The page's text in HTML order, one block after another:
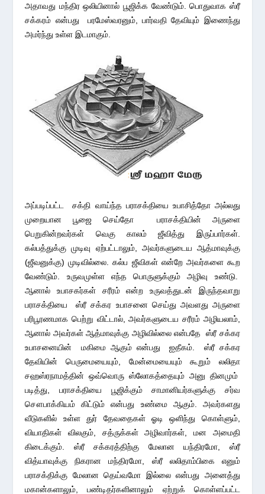
அதாவது மந்திர ஒலியினால் பூஜிக்க வேண்டும். பொதுவாக ஸ்ரீ
சக்கரம் என்பது பரமேஸ்வரனும், பார்வதி தேவியும் இணைந்து
அமர்ந்து உள்ள இடமாகும்.
அப்படிப்பட்ட சக்தி வாய்ந்த பராசக்தியை உபாசித்தோ அல்லது
முறையான பூஜை செய்தோ பராசக்தியின் அருளை
பெறுகின்றவர்கள் வெகு காலம் ஜீவித்து இருப்பார்கள்.
கல்பத்துக்கு முடிவு ஏற்பட்டாலும், அவர்களுடைய ஆத்மாவுக்கு
(ஜீவனுக்கு) முடிவில்லை. கல்ப ஜீவிகள் என்றே அவர்களை கூற
வேண்டும். உருவமுள்ள எந்த பொருளுக்கும் அழிவு உண்டு.
ஆனால் உபாசகர்கள் சரீரம் என்ற உருவத்துடன் இருந்தவாறு
பராசக்தியை ஸ்ரீ சக்கர உபாசனை செய்து அவளது அருளை
பரிபூரணமாக பெற்று விட்டால், அவர்களுடைய சரீரம் அழியலாம்,
ஆனால் அவர்கள் ஆத்மாவுக்கு அழிவில்லை என்பதே ஸ்ரீ சக்கர
உபாசனையின் மகிமை ஆகும் என்பது ஐதீகம். ஸ்ரீ சக்கர
தேவியின் பெருமையையும், மேன்மையையும் கூறும் லலிதா
சஹஸ்ரநாமத்தின் ஒவ்வொரு ஸ்லோகத்தையும் அனு தினமும்
படித்து, பராசக்தியை பூஜிக்கும் சாமானியர்களுக்கு சர்வ
சௌபாக்கியம் கிட்டும் என்பது உண்மை ஆகும். அவர்களது
வீடுகளில் உள்ள துர் தேவதைகள் ஓடி ஒளிந்து கொள்ளும்,
வியாதிகள் விலகும், சத்ருக்கள் அழிவார்கள், மன அமைதி
கிடைக்கும். ஸ்ரீ சக்கரத்திற்கு மேலான யந்திரமோ, ஸ்ரீ
வித்யாவுக்கு நிகரான மந்திரமோ, ஸ்ரீ லலிதாம்பிகை எனும்
பராசக்திக்கு மேலான தெய்வமோ இல்லை என்பது அனைத்து
மகான்களாலும், பண்டிதர்களினாலும் ஏற்றுக் கொள்ளப்பட்ட